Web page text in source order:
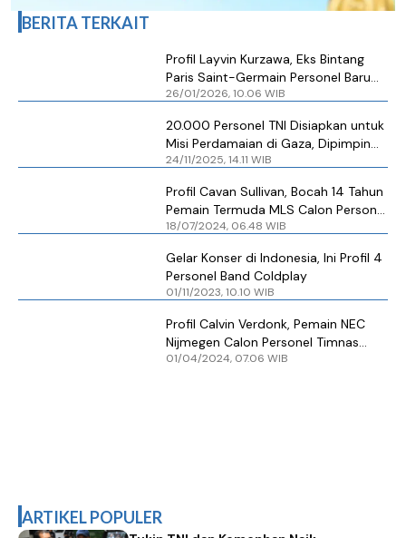
BERITA TERKAIT
Profil Layvin Kurzawa, Eks Bintang
Paris Saint-Germain Personel Baru
Persib
26/01/2026, 10.06 WIB
20.000 Personel TNI Disiapkan untuk
Misi Perdamaian di Gaza, Dipimpin
Jenderal Bintang 3
24/11/2025, 14.11 WIB
Profil Cavan Sullivan, Bocah 14 Tahun
Pemain Termuda MLS Calon Personel
Manchester City
18/07/2024, 06.48 WIB
Gelar Konser di Indonesia, Ini Profil 4
Personel Band Coldplay
01/11/2023, 10.10 WIB
Profil Calvin Verdonk, Pemain NEC
Nijmegen Calon Personel Timnas
Indonesia Berikutnya
01/04/2024, 07.06 WIB
ARTIKEL POPULER